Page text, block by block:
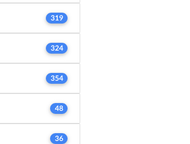
319
324
354
48
36